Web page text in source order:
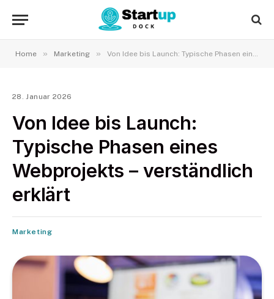
Home » Marketing » Von Idee bis Launch: Typische Phasen eines Webprojekts – verständlich erklärt
28. Januar 2026
Von Idee bis Launch:
Typische Phasen eines
Webprojekts – verständlich
erklärt
Marketing